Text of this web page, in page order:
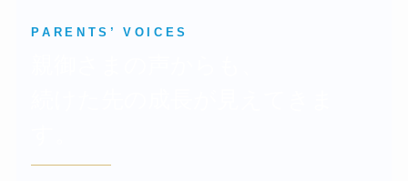
PARENTS’ VOICES